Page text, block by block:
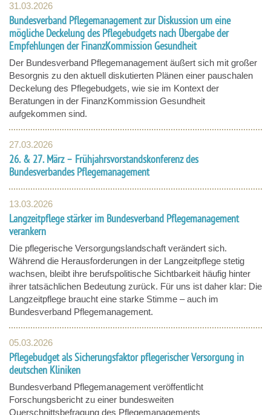
31.03.2026
Bundesverband Pflegemanagement zur Diskussion um eine
mögliche Deckelung des Pflegebudgets nach Übergabe der
Empfehlungen der FinanzKommission Gesundheit
Der Bundesverband Pflegemanagement äußert sich mit großer
Besorgnis zu den aktuell diskutierten Plänen einer pauschalen
Deckelung des Pflegebudgets, wie sie im Kontext der
Beratungen in der FinanzKommission Gesundheit
aufgekommen sind.
27.03.2026
26. & 27. März – Frühjahrsvorstandskonferenz des
Bundesverbandes Pflegemanagement
13.03.2026
Langzeitpflege stärker im Bundesverband Pflegemanagement
verankern
Die pflegerische Versorgungslandschaft verändert sich.
Während die Herausforderungen in der Langzeitpflege stetig
wachsen, bleibt ihre berufspolitische Sichtbarkeit häufig hinter
ihrer tatsächlichen Bedeutung zurück. Für uns ist daher klar: Die
Langzeitpflege braucht eine starke Stimme – auch im
Bundesverband Pflegemanagement.
05.03.2026
Pflegebudget als Sicherungsfaktor pflegerischer Versorgung in
deutschen Kliniken
Bundesverband Pflegemanagement veröffentlicht
Forschungsbericht zu einer bundesweiten
Querschnittsbefragung des Pflegemanagements